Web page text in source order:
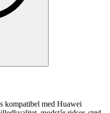
kompatibel med Huawei